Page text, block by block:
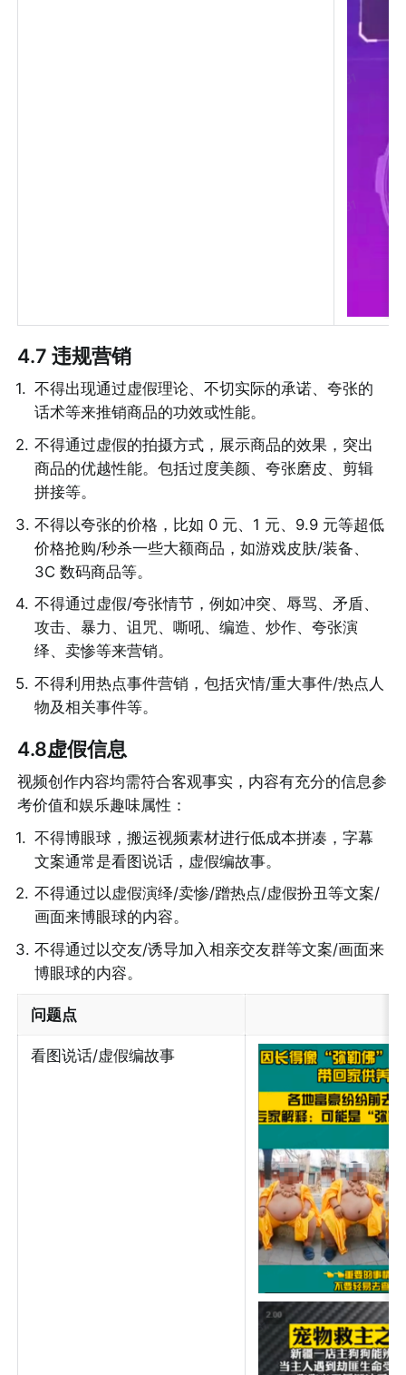
4.7 违规营销
1. 不得出现通过虚假理论、不切实际的承诺、夸张的
话术等来推销商品的功效或性能。
2. 不得通过虚假的拍摄方式，展示商品的效果，突出
商品的优越性能。包括过度美颜、夸张磨皮、剪辑
拼接等。
3. 不得以夸张的价格，比如 0 元、1 元、9.9 元等超低
价格抢购/秒杀一些大额商品，如游戏皮肤/装备、
3C 数码商品等。
4. 不得通过虚假/夸张情节，例如冲突、辱骂、矛盾、
攻击、暴力、诅咒、嘶吼、编造、炒作、夸张演
绎、卖惨等来营销。
5. 不得利用热点事件营销，包括灾情/重大事件/热点人
物及相关事件等。
4.8虚假信息
视频创作内容均需符合客观事实，内容有充分的信息参
考价值和娱乐趣味属性：
1. 不得博眼球，搬运视频素材进行低成本拼凑，字幕
文案通常是看图说话，虚假编故事。
2. 不得通过以虚假演绎/卖惨/蹭热点/虚假扮丑等文案/
画面来博眼球的内容。
3. 不得通过以交友/诱导加入相亲交友群等文案/画面来
博眼球的内容。
问题点
看图说话/虚假编故事